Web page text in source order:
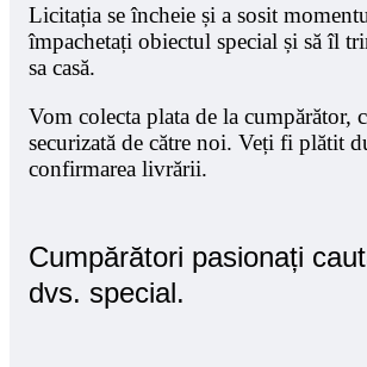
Licitația se încheie și a sosit
împachetați obiectul special și să îl
sa casă.
Vom colecta plata de la cumpărător,
securizată de către noi. Veți fi plătit
confirmarea livrării.
Cumpărători pasionați
dvs. special.